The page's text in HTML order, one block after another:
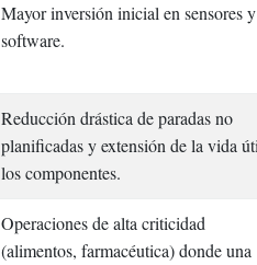
Mayor inversión inicial en sensores y
software.
Reducción drástica de paradas no
planificadas y extensión de la vida
los componentes.
Operaciones de alta criticidad
(alimentos, farmacéutica) donde una